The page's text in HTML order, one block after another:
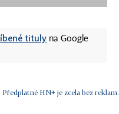
tituly na Google
Předplatné HN+ je zcela bez reklam.